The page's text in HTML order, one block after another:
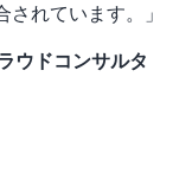
れています。」
ウドコンサルタ